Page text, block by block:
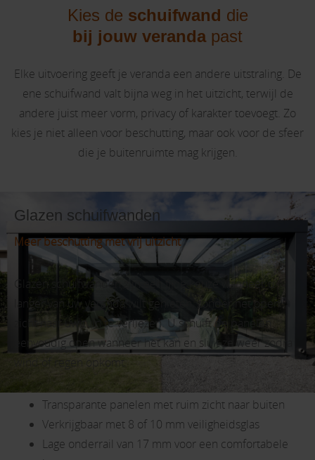
Kies de schuifwand die
bij jouw verandapast
Elke uitvoering geeft je veranda een andere uitstraling. De
ene schuifwand valt bijna weg in het uitzicht, terwijl de
andere juist meer vorm, privacy of karakter toevoegt. Zo
kies je niet alleen voor beschutting, maar ook voor de sfeer
die je buitenruimte mag krijgen.
Glazen schuifwanden
Meer beschutting met vrij uitzicht
Glazen schuifwanden zijn een fijne keuze wanneer u
langer van uw veranda wilt genieten, zonder het open
zicht naar uw tuin te verliezen. U schuift de panelen
eenvoudig open wanneer het kan en sluit ze weer zodra
Transparante panelen met ruim zicht naar buiten
Verkrijgbaar met 8 of 10 mm veiligheidsglas
Lage onderrail van 17 mm voor een comfortabele